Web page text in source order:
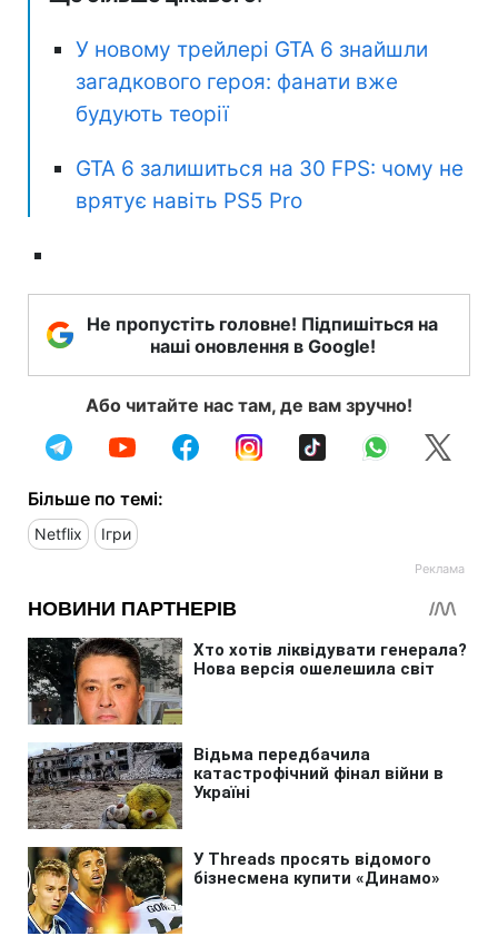
У новому трейлері GTA 6 знайшли
загадкового героя: фанати вже
будують теорії
GTA 6 залишиться на 30 FPS: чому не
врятує навіть PS5 Pro
Не пропустіть головне! Підпишіться на
наші оновлення в Google!
Або читайте нас там, де вам зручно!
Більше по темі:
Netflix Ігри